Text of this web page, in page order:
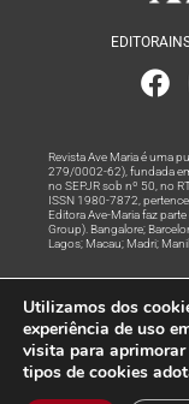
EDITORA
Revista Ave Maria é uma
279/0002-62), fundada
no SEPJR sob nº 50, no
ISSN 1980-7872,
Editora Ave-Maria faz
Group). Bangalore;
Lagos; Macau; Madri;
© Todos os
Utilizamos dos
experiência de uso
visita para aprimorar
tipos de cookies